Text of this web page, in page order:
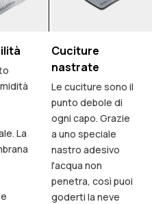
La
Cuciture
nastrate
Le cuciture sono il
punto debole di
ogni capo. Grazie
a uno speciale
nastro adesivo
l'acqua non
penetra, così puoi
goderti la neve